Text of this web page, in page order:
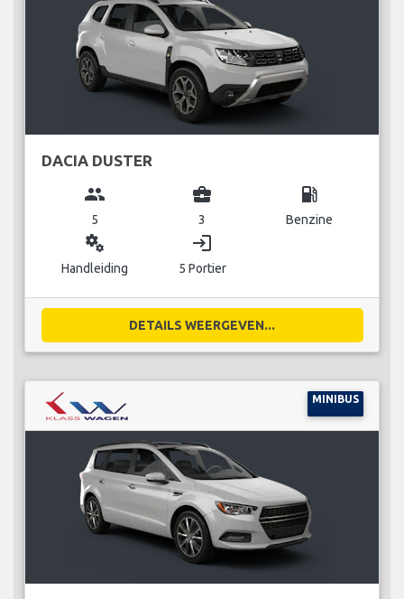
DACIA DUSTER
group
5
business_center
3
local_gas_station
Benzine
miscellaneous_services
Handleiding
login
5 Portier
DETAILS WEERGEVEN...
MINIBUS